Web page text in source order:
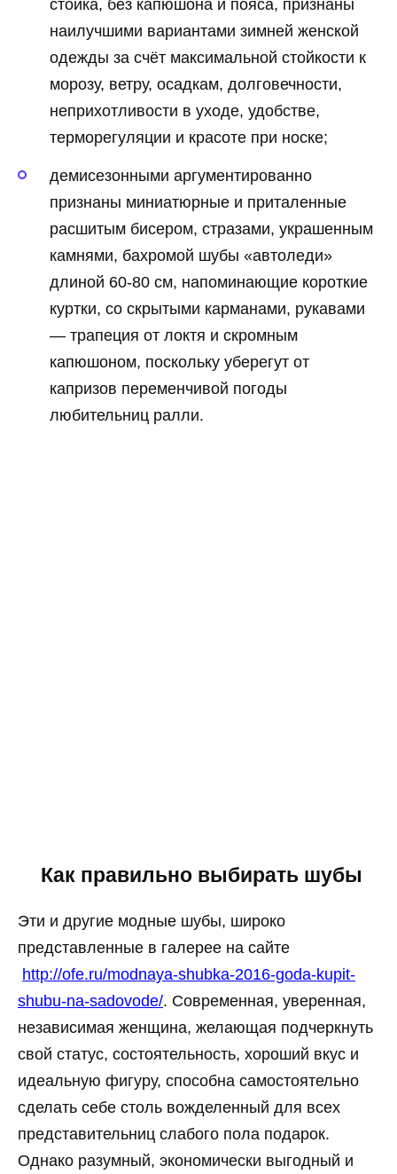
стойка, без капюшона и пояса, признаны
наилучшими вариантами зимней женской
одежды за счёт максимальной стойкости к
морозу, ветру, осадкам, долговечности,
неприхотливости в уходе, удобстве,
терморегуляции и красоте при носке;
демисезонными аргументированно
признаны миниатюрные и приталенные
расшитым бисером, стразами, украшенным
камнями, бахромой шубы «автоледи»
длиной 60-80 см, напоминающие короткие
куртки, со скрытыми карманами, рукавами
— трапеция от локтя и скромным
капюшоном, поскольку уберегут от
капризов переменчивой погоды
любительниц ралли.
Как правильно выбирать шубы
Эти и другие модные шубы, широко
представленные в галерее на сайте
http://ofe.ru/modnaya-shubka-2016-goda-kupit-
shubu-na-sadovode/. Современная, уверенная,
независимая женщина, желающая подчеркнуть
свой статус, состоятельность, хороший вкус и
идеальную фигуру, способна самостоятельно
сделать себе столь вожделенный для всех
представительниц слабого пола подарок.
Однако разумный, экономически выгодный и